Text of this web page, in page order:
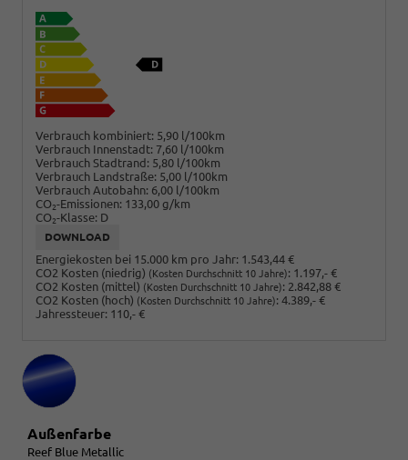
Verbrauch kombiniert: 5,90 l/100km
Verbrauch Innenstadt: 7,60 l/100km
Verbrauch Stadtrand: 5,80 l/100km
Verbrauch Landstraße: 5,00 l/100km
Verbrauch Autobahn: 6,00 l/100km
CO2-Emissionen: 133,00 g/km
CO2-Klasse: D
DOWNLOAD
Energiekosten bei 15.000 km pro Jahr: 1.543,44 €
CO2 Kosten (niedrig) (Kosten Durchschnitt 10 Jahre): 1.197,- €
CO2 Kosten (mittel) (Kosten Durchschnitt 10 Jahre): 2.842,88 €
CO2 Kosten (hoch) (Kosten Durchschnitt 10 Jahre): 4.389,- €
Jahressteuer: 110,- €
Außenfarbe
Reef Blue Metallic